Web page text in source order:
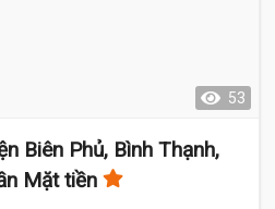
53
Biên Phủ, Bình Thạnh,
Mặt tiền